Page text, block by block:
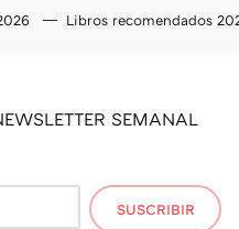
Libros recomendados
SEMANAL
SUSCRIBIR